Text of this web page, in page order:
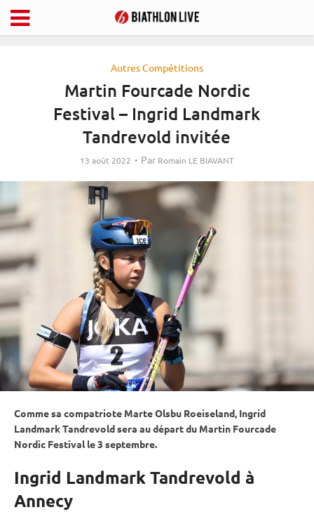
Autres Compétitions
Martin Fourcade Nordic
Festival – Ingrid Landmark
Tandrevold invitée
13 août 2022 Par Romain LE BIAVANT
Comme sa compatriote Marte Olsbu Roeiseland, Ingrid
Landmark Tandrevold sera au départ du Martin Fourcade
Nordic Festival le 3 septembre.
Ingrid Landmark Tandrevold à
Annecy